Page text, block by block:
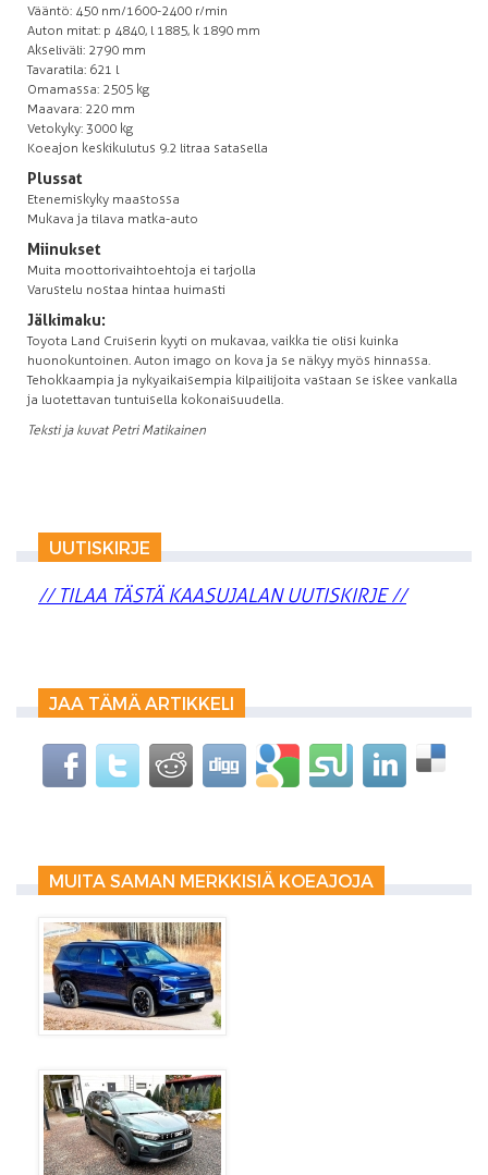
Vääntö: 450 nm/1600-2400 r/min
Auton mitat: p 4840, l 1885, k 1890 mm
Akseliväli: 2790 mm
Tavaratila: 621 l
Omamassa: 2505 kg
Maavara: 220 mm
Vetokyky: 3000 kg
Koeajon keskikulutus 9.2 litraa satasella
Plussat
Etenemiskyky maastossa
Mukava ja tilava matka-auto
Miinukset
Muita moottorivaihtoehtoja ei tarjolla
Varustelu nostaa hintaa huimasti
Jälkimaku:
Toyota Land Cruiserin kyyti on mukavaa, vaikka tie olisi kuinka
huonokuntoinen. Auton imago on kova ja se näkyy myös hinnassa.
Tehokkaampia ja nykyaikaisempia kilpailijoita vastaan se iskee vankalla
ja luotettavan tuntuisella kokonaisuudella.
Teksti ja kuvat Petri Matikainen
UUTISKIRJE
// TILAA TÄSTÄ KAASUJALAN UUTISKIRJE //
JAA TÄMÄ ARTIKKELI
MUITA SAMAN MERKKISIÄ KOEAJOJA